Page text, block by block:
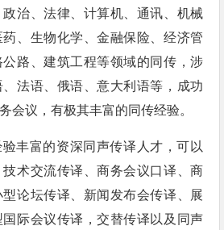
治、法律、计算机、通讯、机械
、生物化学、金融保险、经济管
路、建筑工程等领域的同传，涉
法语、俄语、意大利语等，成功
会议，有极其丰富的同传经验。
丰富的资深同声传译人才，可以
术交流传译、商务会议口译、商
论坛传译、新闻发布会传译、展
际会议传译，交替传译以及同声